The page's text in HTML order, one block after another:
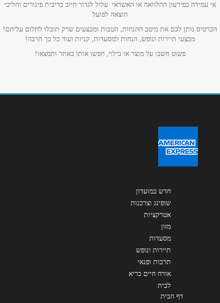
נושא*
אנא חזרו אלי בקשר ל...
אי עמידה בפירעון ההלוואה או האשראי עלול לגרור חיוב בריבית פיגורים והליכי
הוצאה לפועל
הכרטיס נותן לכם את מיטב ההנחות, הטבות ומבצעים שרק תוכלו לחלום עליהם!
מבצעי תיירות ונופש, הנחות למסעדות, קניות ועוד כל כך הרבה!
פשוט חשבו על מוצר או בילוי, חפשו אותו באתר ותמצאו!
חדש במועדון
שופינג וצרכנות
אטרקציות
מזון
מסעדות
תיירות ונופש
תרבות ופנאי
אורח חיים בריא
לבית
דף הבית